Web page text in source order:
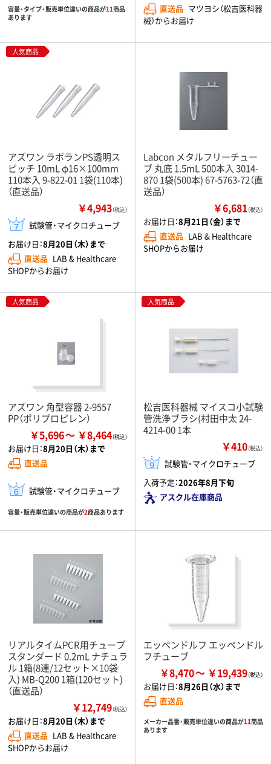
容量・タイプ・販売単位違いの商品が11商品
あります
直送品 マツヨシ（松吉医科器
械）からお届け
人気商品
アズワン ラボランPS透明ス
ピッチ 10mL φ16×100mm
110本入 9-822-01 1袋(110本)
（直送品）
￥4,943（税込）
試験管・マイクロチューブ
お届け日：8月20日（木）まで
直送品 LAB & Healthcare
SHOPからお届け
Labcon メタルフリーチュー
ブ 丸底 1.5mL 500本入 3014-
870 1袋(500本) 67-5763-72（直
送品）
￥6,681（税込）
お届け日：8月21日（金）まで
直送品 LAB & Healthcare
SHOPからお届け
人気商品
アズワン 角型容器 2-9557
PP（ポリプロピレン）
￥5,696 ￥8,464
お届け日：8月20日（木）まで
直送品
試験管・マイクロチューブ
容量・販売単位違いの商品が2商品あります
人気商品
松吉医科器械 マイスコ小試験
管洗浄ブラシ(村田中太 24-
4214-00 1本
￥410（税込）
試験管・マイクロチューブ
入荷予定：2026年8月下旬
アスクル在庫商品
リアルタイムPCR用チューブ
スタンダード 0.2mL ナチュラ
ル 1箱(8連/12セット×10袋
入) MB-Q200 1箱(120セット)
（直送品）
￥12,749（税込）
お届け日：8月20日（木）まで
直送品 LAB & Healthcare
SHOPからお届け
エッペンドルフ エッペンドル
フチューブ
￥8,470 ￥19,439
お届け日：8月26日（水）まで
直送品
メーカー品番・販売単位違いの商品が11商品
あります